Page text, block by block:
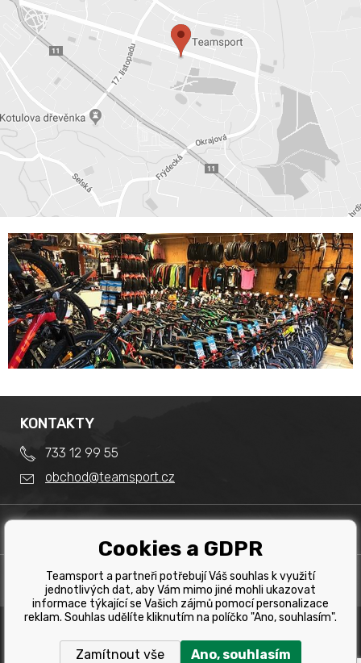
Obchodní podmínky
Splátkový prodej
Reklamace
Tabulka velikostí kol
Tabulka velikostí oblečení
PRODEJNA
Team Sport - Tomáš Binar
Dlouhá 1228/44C
Havířov
KONTAKTY
733 12 99 55
obchod@teamsport.cz
Copyright © 2019 Team Sport Havířov. Všechna pravá
Cookies a GDPR
Teamsport a partneři potřebují Váš souhlas k využití
jednotlivých dat, aby Vám mimo jiné mohli ukazovat
informace týkající se Vašich zájmů pomocí personalizace
reklam. Souhlas udělíte kliknutím na políčko "Ano, souhlasím".
Zamítnout vše Ano, souhlasím